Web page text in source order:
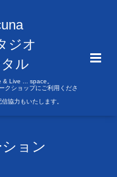
ジオ
ル
& Live ... space。
クショップにご利用くださ
協力もいたします。
ョン